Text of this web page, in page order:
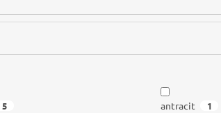
5 antracit 1